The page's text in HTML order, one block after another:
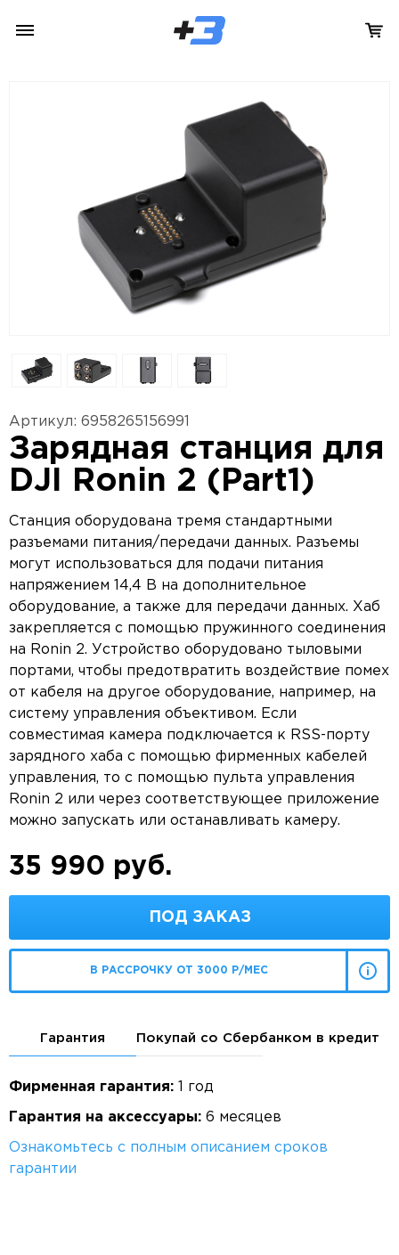
Артикул: 6958265156991
Зарядная станция для
DJI Ronin 2 (Part1)
Станция оборудована тремя стандартными
разъемами питания/передачи данных. Разъемы
могут использоваться для подачи питания
напряжением 14,4 В на дополнительное
оборудование, а также для передачи данных. Хаб
закрепляется с помощью пружинного соединения
на Ronin 2. Устройство оборудовано тыловыми
портами, чтобы предотвратить воздействие помех
от кабеля на другое оборудование, например, на
систему управления объективом. Если
совместимая камера подключается к RSS-порту
зарядного хаба с помощью фирменных кабелей
управления, то с помощью пульта управления
Ronin 2 или через соответствующее приложение
можно запускать или останавливать камеру.
35 990 руб.
ПОД ЗАКАЗ
В РАССРОЧКУ ОТ 3000 Р/МЕС
Гарантия Покупай со Сбербанком в кредит
Фирменная гарантия: 1 год
Гарантия на аксессуары: 6 месяцев
Ознакомьтесь с полным описанием сроков
гарантии